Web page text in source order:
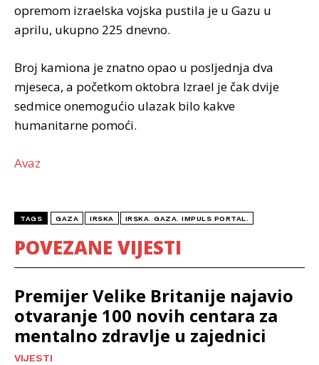
opremom izraelska vojska pustila je u Gazu u
aprilu, ukupno 225 dnevno.
Broj kamiona je znatno opao u posljednja dva
mjeseca, a početkom oktobra Izrael je čak dvije
sedmice onemogućio ulazak bilo kakve
humanitarne pomoći.
Avaz
TAGS GAZA IRSKA IRSKA. GAZA. IMPULS PORTAL.
POVEZANE VIJESTI
Premijer Velike Britanije najavio
otvaranje 100 novih centara za
mentalno zdravlje u zajednici
VIJESTI